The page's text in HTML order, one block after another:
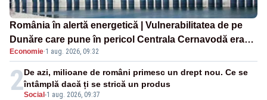
România în alertă energetică | Vulnerabilitatea de pe
Dunăre care pune în pericol Centrala Cernavodă era
cunoscută de pe vremea lui Ceaușescu
Economie·1 aug. 2026, 09:32
2Social -1 aug. 2026, 09:37
De azi, milioane de români primesc un drept nou. Ce se
întâmplă dacă ți se strică un produs